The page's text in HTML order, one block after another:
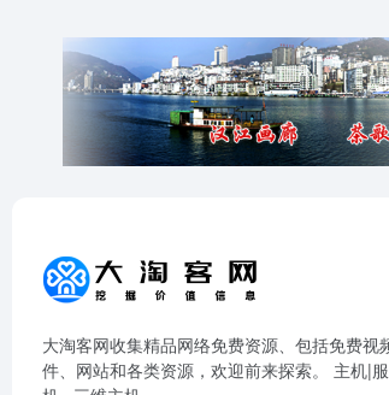
大淘客网收集精品网络免费资源、包括免费视
件、网站和各类资源，欢迎前来探索。 主机|服